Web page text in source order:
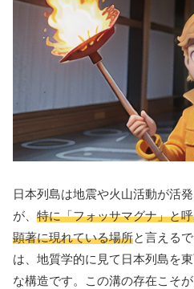
日本列島は地震や火山活動が活
が、 特に「フォッサマグナ」と
顕著に現れている場所と言える
は、地質学的に見て日本列島を
な構造です。この溝の存在こそ